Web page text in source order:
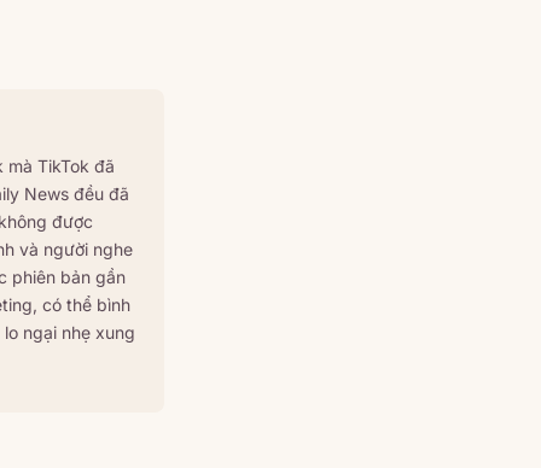
TikTok đã
News đều đã
được
và người nghe
phiên bản gần
có thể bình
ngại nhẹ xung